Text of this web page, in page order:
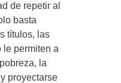
de repetir al
basta
títulos, las
le permiten a
la
proyectarse